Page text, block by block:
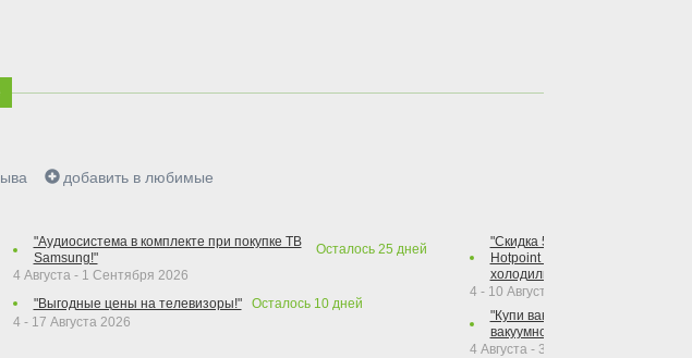
добавить в любимые
"Аудиосистема в комплекте при покупке ТВ
Samsung!"
Осталось 25 дней
4 Августа - 1 Сентября 2026
"Выгодные цены на телевизоры!"
Осталось 10дней
4 - 17 Августа 2026
"Скидка 50% на варочную
Hotpoint при покупке духового
холодильника Hotpoint!"
4 - 10 Августа 2026
"Купи вакуумный упаковщик +
вакуумного упаковщика =
4 Августа - 30 Сентября 2026